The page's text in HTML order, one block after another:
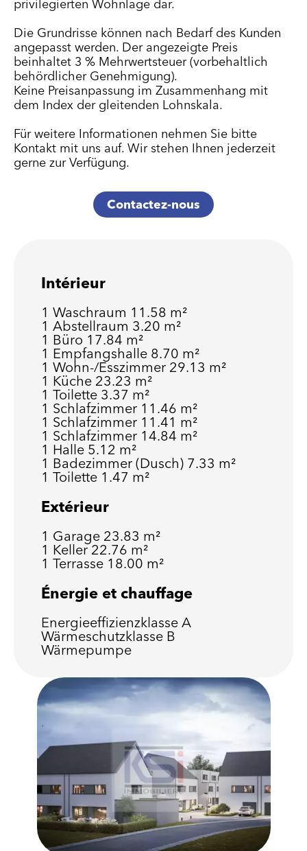
privilegierten Wohnlage dar.
Die Grundrisse können nach Bedarf des Kunden
angepasst werden. Der angezeigte Preis
beinhaltet 3 % Mehrwertsteuer (vorbehaltlich
behördlicher Genehmigung).
Keine Preisanpassung im Zusammenhang mit
dem Index der gleitenden Lohnskala.
Für weitere Informationen nehmen Sie bitte
Kontakt mit uns auf. Wir stehen Ihnen jederzeit
gerne zur Verfügung.
Contactez-nous
Intérieur
1 Waschraum 11.58 m²
1 Abstellraum 3.20 m²
1 Büro 17.84 m²
1 Empfangshalle 8.70 m²
1 Wohn-/Esszimmer 29.13 m²
1 Küche 23.23 m²
1 Toilette 3.37 m²
1 Schlafzimmer 11.46 m²
1 Schlafzimmer 11.41 m²
1 Schlafzimmer 14.84 m²
1 Halle 5.12 m²
1 Badezimmer (Dusch) 7.33 m²
1 Toilette 1.47 m²
Extérieur
1 Garage 23.83 m²
1 Keller22.76 m²
1 Terrasse 18.00 m²
Énergie et chauffage
Energieeffizienzklasse A
Wärmeschutzklasse B
Wärmepumpe